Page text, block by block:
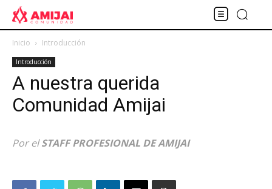
Inicio Introducción
Introducción
A nuestra querida
Comunidad Amijai
Por elSTAFF PROFESIONAL DE AMIJAI